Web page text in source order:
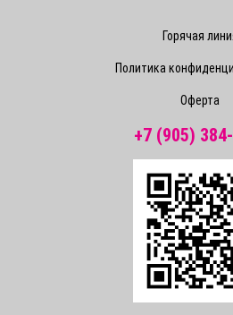
Горячая
Политика
Оферта
+7 (905)